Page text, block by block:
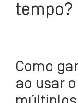
tempo?
Como
ao usar